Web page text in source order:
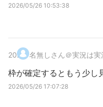
2026/05/26 10:53:38
20. 名無しさん＠実況は実
枠が確定するともう少し
2026/05/26 17:07:28